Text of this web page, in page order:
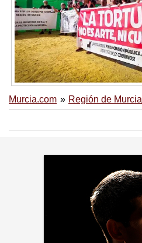
Murcia.com Región de Murcia